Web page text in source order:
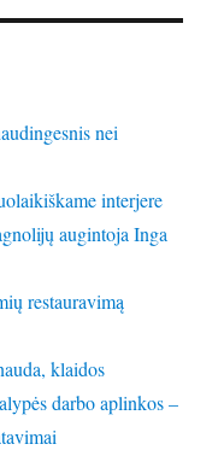
nei
interjere
augintoja Inga
restauravimą
klaidos
darbo aplinkos –